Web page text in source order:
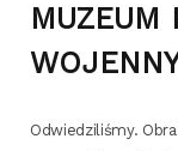
MUZEUM
Odwie­dzi­li­śmy.